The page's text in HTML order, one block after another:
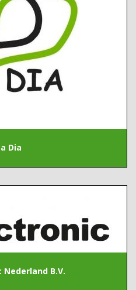
Dia
Nederland B.V.